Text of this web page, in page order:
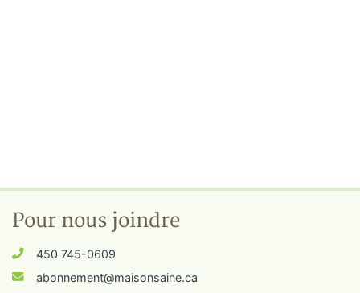
Pour nous joindre
450 745-0609
abonnement@maisonsaine.ca